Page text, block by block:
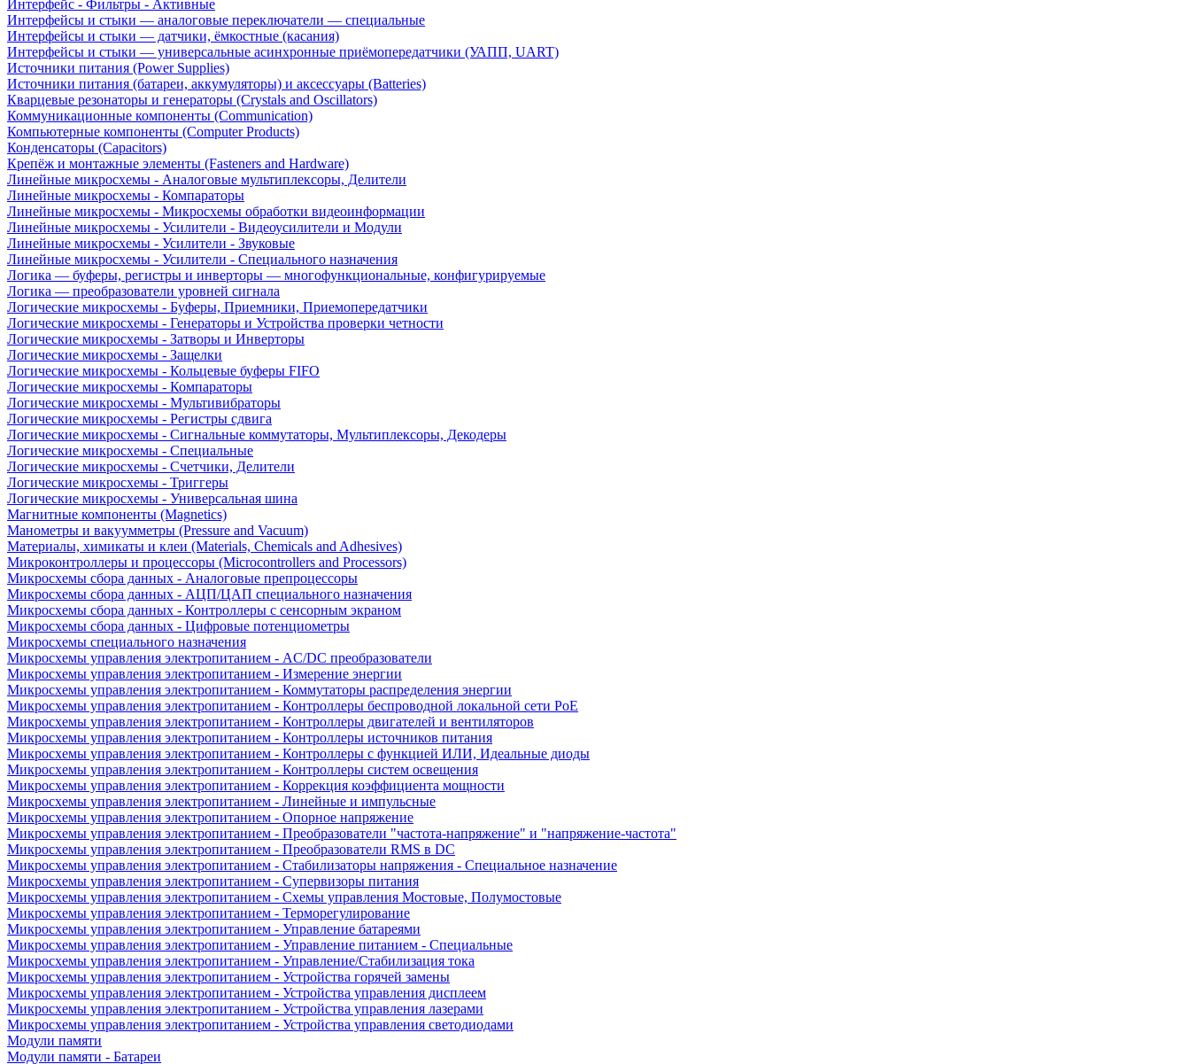
Интерфейс - Фильтры - Активные
Интерфейсы и стыки — аналоговые переключатели — специальные
Интерфейсы и стыки — датчики, ёмкостные (касания)
Интерфейсы и стыки — универсальные асинхронные приёмопередатчики (УАПП, UART)
Источники питания (Power Supplies)
Источники питания (батареи, аккумуляторы) и аксессуары (Batteries)
Кварцевые резонаторы и генераторы (Crystals and Oscillators)
Коммуникационные компоненты (Communication)
Компьютерные компоненты (Computer Products)
Конденсаторы (Capacitors)
Крепёж и монтажные элементы (Fasteners and Hardware)
Линейные микросхемы - Аналоговые мультиплексоры, Делители
Линейные микросхемы - Компараторы
Линейные микросхемы - Микросхемы обработки видеоинформации
Линейные микросхемы - Усилители - Видеоусилители и Модули
Линейные микросхемы - Усилители - Звуковые
Линейные микросхемы - Усилители - Специального назначения
Логика — буферы, регистры и инверторы — многофункциональные, конфигурируемые
Логика — преобразователи уровней сигнала
Логические микросхемы - Буферы, Приемники, Приемопередатчики
Логические микросхемы - Генераторы и Устройства проверки четности
Логические микросхемы - Затворы и Инверторы
Логические микросхемы - Защелки
Логические микросхемы - Кольцевые буферы FIFO
Логические микросхемы - Компараторы
Логические микросхемы - Мультивибраторы
Логические микросхемы - Регистры сдвига
Логические микросхемы - Сигнальные коммутаторы, Мультиплексоры, Декодеры
Логические микросхемы - Специальные
Логические микросхемы - Счетчики, Делители
Логические микросхемы - Триггеры
Логические микросхемы - Универсальная шина
Магнитные компоненты (Magnetics)
Манометры и вакуумметры (Pressure and Vacuum)
Материалы, химикаты и клеи (Materials, Chemicals and Adhesives)
Микроконтроллеры и процессоры (Microcontrollers and Processors)
Микросхемы сбора данных - Аналоговые препроцессоры
Микросхемы сбора данных - АЦП/ЦАП специального назначения
Микросхемы сбора данных - Контроллеры с сенсорным экраном
Микросхемы сбора данных - Цифровые потенциометры
Микросхемы специального назначения
Микросхемы управления электропитанием - AC/DC преобразователи
Микросхемы управления электропитанием - Измерение энергии
Микросхемы управления электропитанием - Коммутаторы распределения энергии
Микросхемы управления электропитанием - Контроллеры беспроводной локальной сети PoE
Микросхемы управления электропитанием - Контроллеры двигателей и вентиляторов
Микросхемы управления электропитанием - Контроллеры источников питания
Микросхемы управления электропитанием - Контроллеры с функцией ИЛИ, Идеальные диоды
Микросхемы управления электропитанием - Контроллеры систем освещения
Микросхемы управления электропитанием - Коррекция коэффициента мощности
Микросхемы управления электропитанием - Линейные и импульсные
Микросхемы управления электропитанием - Опорное напряжение
Микросхемы управления электропитанием - Преобразователи "частота-напряжение" и "напряжение-частота"
Микросхемы управления электропитанием - Преобразователи RMS в DC
Микросхемы управления электропитанием - Стабилизаторы напряжения - Специальное назначение
Микросхемы управления электропитанием - Супервизоры питания
Микросхемы управления электропитанием - Схемы управления Мостовые, Полумостовые
Микросхемы управления электропитанием - Терморегулирование
Микросхемы управления электропитанием - Управление батареями
Микросхемы управления электропитанием - Управление питанием - Специальные
Микросхемы управления электропитанием - Управление/Стабилизация тока
Микросхемы управления электропитанием - Устройства горячей замены
Микросхемы управления электропитанием - Устройства управления дисплеем
Микросхемы управления электропитанием - Устройства управления лазерами
Микросхемы управления электропитанием - Устройства управления светодиодами
Модули памяти
Модули памяти - Батареи